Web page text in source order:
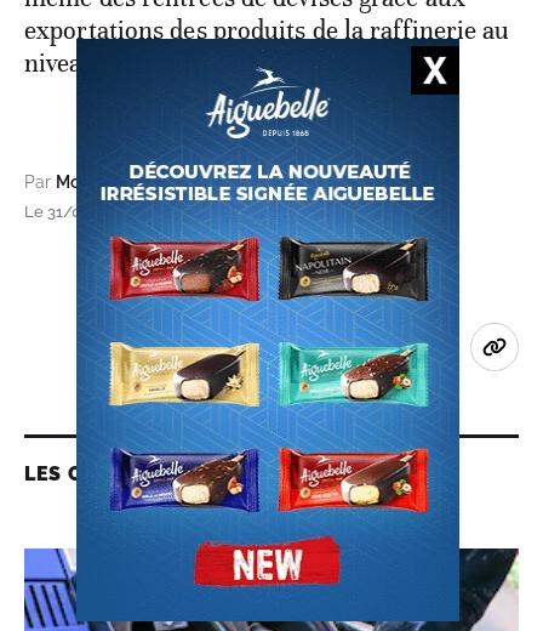
exportations des produits de la raffinerie au
niveau des pays de la région.
Par Moussa Diop
Le 31/03/2022 à 11h58, mis à jour le 31/03/2022 à 12h02
LES CONTENUS LIÉS